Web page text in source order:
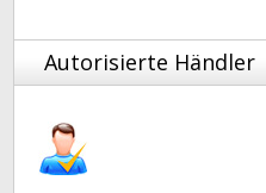
Autorisierte Händler